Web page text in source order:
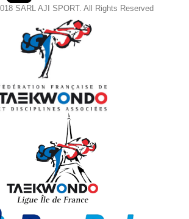
SARL AJI SPORT. All Rights Reserved